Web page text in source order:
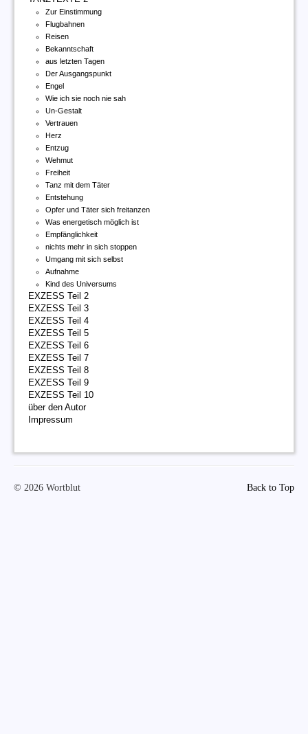
Zur Einstimmung
Flugbahnen
Reisen
Bekanntschaft
aus letzten Tagen
Der Ausgangspunkt
Engel
Wie ich sie noch nie sah
Un-Gestalt
Vertrauen
Herz
Entzug
Wehmut
Freiheit
Tanz mit dem Täter
Entstehung
Opfer und Täter sich freitanzen
Was energetisch möglich ist
Empfänglichkeit
nichts mehr in sich stoppen
Umgang mit sich selbst
Aufnahme
Kind des Universums
EXZESS Teil 2
EXZESS Teil 3
EXZESS Teil 4
EXZESS Teil 5
EXZESS Teil 6
EXZESS Teil 7
EXZESS Teil 8
EXZESS Teil 9
EXZESS Teil 10
über den Autor
Impressum
Back to Top
© 2026 Wortblut